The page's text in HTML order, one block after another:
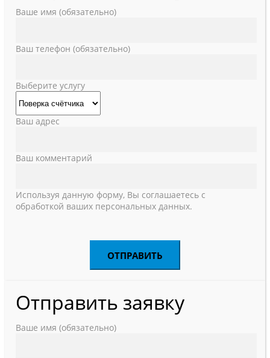
Ваше имя (обязательно)
Ваш телефон (обязательно)
Выберите услугу
Ваш адрес
Ваш комментарий
Используя данную форму, Вы соглашаетесь с
обработкой ваших персональных данных.
Отправить заявку
Ваше имя (обязательно)